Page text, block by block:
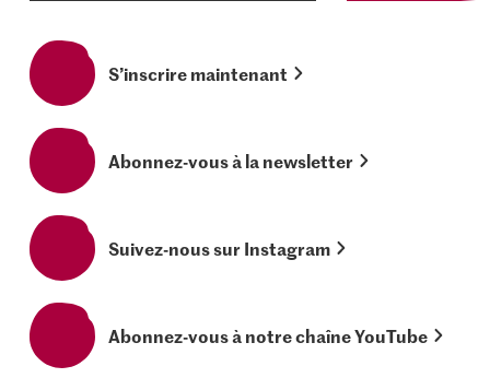
S’inscrire maintenant
Abonnez-vous à la newsletter
Suivez-nous sur Instagram
Abonnez-vous à notre chaîne YouTube